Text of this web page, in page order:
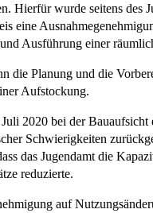
Hierfür wurde seitens des
eine
Ausführung einer
die Planung und die
Aufstockung.
2020 bei der Bauaufsicht
Schwierigkeiten
das Jugendamt die
reduzierte.
auf